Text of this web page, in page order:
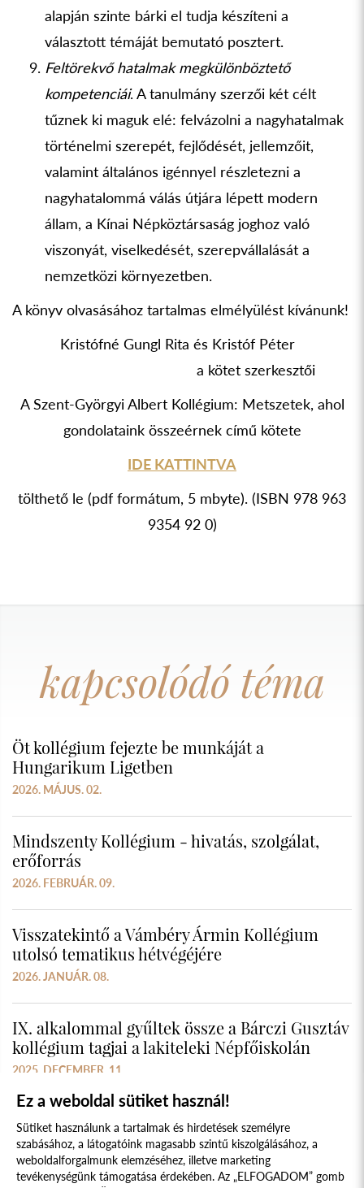
alapján szinte bárki el tudja készíteni a
választott témáját bemutató posztert.
Feltörekvő hatalmak megkülönböztető
kompetenciái. A tanulmány szerzői két célt
tűznek ki maguk elé: felvázolni a nagyhatalmak
történelmi szerepét, fejlődését, jellemzőit,
valamint általános igénnyel részletezni a
nagyhatalommá válás útjára lépett modern
állam, a Kínai Népköztársaság joghoz való
viszonyát, viselkedését, szerepvállalását a
nemzetközi környezetben.
A könyv olvasásához tartalmas elmélyülést kívánunk!
Kristófné Gungl Rita és Kristóf Péter
a kötet szerkesztői
A Szent-Györgyi Albert Kollégium: Metszetek, ahol
gondolataink összeérnek című kötete
IDE KATTINTVA
tölthető le (pdf formátum, 5 mbyte). (ISBN 978 963
9354 92 0)
kapcsolódó téma
Öt kollégium fejezte be munkáját a
Hungarikum Ligetben
2026. MÁJUS. 02.
Mindszenty Kollégium - hivatás, szolgálat,
erőforrás
2026. FEBRUÁR. 09.
Visszatekintő a Vámbéry Ármin Kollégium
utolsó tematikus hétvégéjére
2026. JANUÁR. 08.
IX. alkalommal gyűltek össze a Bárczi Gusztáv
kollégium tagjai a lakiteleki Népfőiskolán
2025. DECEMBER. 11.
Ez a weboldal sütiket használ!
Sütiket használunk a tartalmak és hirdetések személyre
szabásához, a látogatóink magasabb szintű kiszolgálásához, a
weboldalforgalmunk elemzéséhez, illetve marketing
tevékenységünk támogatása érdekében. Az „ELFOGADOM” gomb